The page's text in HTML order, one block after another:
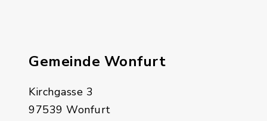
Gemeinde Wonfurt
Kirchgasse 3
97539 Wonfurt